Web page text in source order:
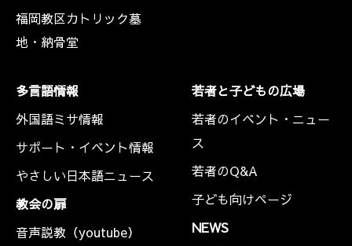
福岡教区カトリック墓
地・納骨堂
多言語情報
外国語ミサ情報
サポート・イベント情報
やさしい日本語ニュース
教会の扉
音声説教（youtube）
若者と子どもの広場
若者のイベント・ニュー
ス
若者のQ&A
子ども向けページ
NEWS